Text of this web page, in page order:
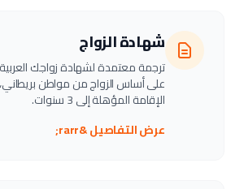
شهادة الزواج
ترجمة معتمدة لشهادة زواجك
على أساس الزواج من مواطن
الإقامة المؤهلة إلى 3 سنوات.
عرض التفاصيل &rarr;